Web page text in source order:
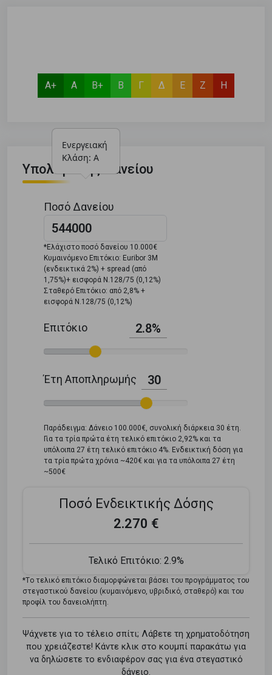
Α+ Α
Ενεργειακή
Κλάση: Α
Β+ Β Γ Δ Ε Ζ Η
Υπολογιστής Δανείου
Ποσό Δανείου
*Ελάχιστο ποσό δανείου 10.000€
Κυμαινόμενο Επιτόκιο: Euribor 3M
(ενδεικτικά 2%) + spread (από
1,75%)+ εισφορά Ν.128/75 (0,12%)
Σταθερό Επιτόκιο: από 2,8% +
εισφορά Ν.128/75 (0,12%)
Επιτόκιο 2.8%
Έτη Αποπληρωμής 30
Παράδειγμα: Δάνειο 100.000€, συνολική διάρκεια 30 έτη.
Για τα τρία πρώτα έτη τελικό επιτόκιο 2,92% και τα
υπόλοιπα 27 έτη τελικό επιτόκιο 4%. Ενδεικτική δόση για
τα τρία πρώτα χρόνια ~420€ και για τα υπόλοιπα 27 έτη
~500€
Ποσό Ενδεικτικής Δόσης
2.270 €
Τελικό Επιτόκιο: 2.9%
*Tο τελικό επιτόκιο διαμορφώνεται βάσει του προγράμματος του
στεγαστικού δανείου (κυμαινόμενο, υβριδικό, σταθερό) και του
προφίλ του δανειολήπτη.
Ψάχνετε για το τέλειο σπίτι; Λάβετε τη χρηματοδότηση
που χρειάζεστε! Κάντε κλικ στο κουμπί παρακάτω για
να δηλώσετε το ενδιαφέρον σας για ένα στεγαστικό
δάνειο.